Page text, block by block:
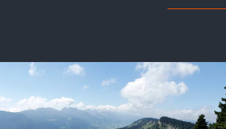
Die Campingplätze von Isère empfangen Sie mit
Ihrem Wohnmobil